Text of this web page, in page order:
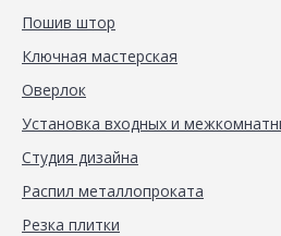
Пошив штор
Ключная мастерская
Оверлок
Установка входных и
Студия дизайна
Распил металлопроката
Резка плитки